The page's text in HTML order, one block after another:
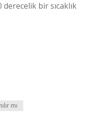
bir sıcaklık
mı